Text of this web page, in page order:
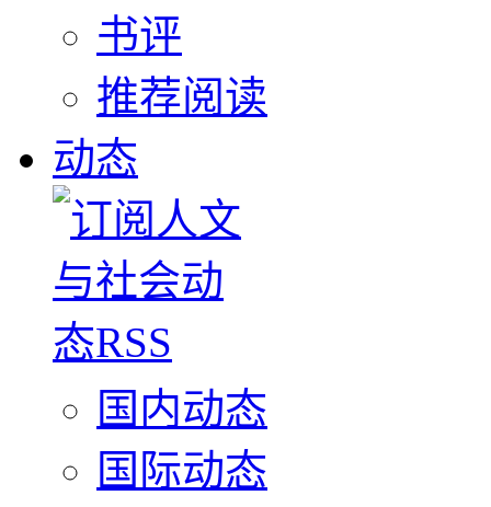
书评
推荐阅读
动态
国内动态
国际动态